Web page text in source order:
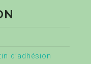
d’adhésion